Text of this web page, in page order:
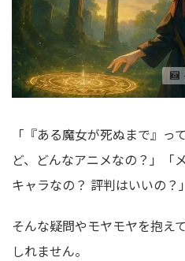
「『ある魔女が死ぬまで』っ
ど、どんなアニメなの？」「
キャラなの？ 評判はいいの？」
そんな疑問やモヤモヤを抱え
しれません。